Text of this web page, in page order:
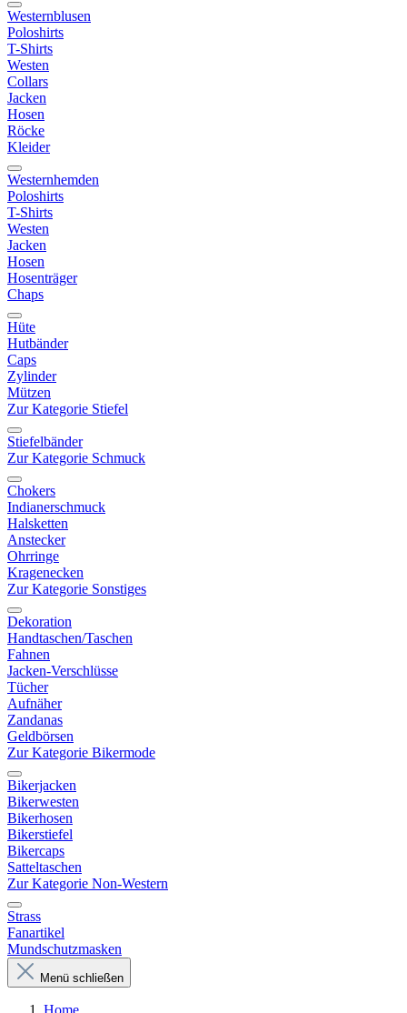
Westernblusen
Poloshirts
T-Shirts
Westen
Collars
Jacken
Hosen
Röcke
Kleider
Westernhemden
Poloshirts
T-Shirts
Westen
Jacken
Hosen
Hosenträger
Chaps
Hüte
Hutbänder
Caps
Zylinder
Mützen
Zur Kategorie Stiefel
Stiefelbänder
Zur Kategorie Schmuck
Chokers
Indianerschmuck
Halsketten
Anstecker
Ohrringe
Kragenecken
Zur Kategorie Sonstiges
Dekoration
Handtaschen/Taschen
Fahnen
Jacken-Verschlüsse
Tücher
Aufnäher
Zandanas
Geldbörsen
Zur Kategorie Bikermode
Bikerjacken
Bikerwesten
Bikerhosen
Bikerstiefel
Bikercaps
Satteltaschen
Zur Kategorie Non-Western
Strass
Fanartikel
Mundschutzmasken
Menü schließen
Home